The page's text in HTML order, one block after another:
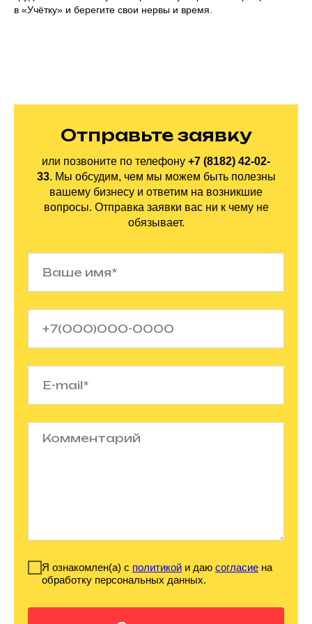
в «Учётку» и берегите свои нервы и время.
Отправьте заявку
или позвоните по телефону +7 (8182) 42-02-
33. Мы обсудим, чем мы можем быть полезны
вашему бизнесу и ответим на возникшие
вопросы. Отправка заявки вас ни к чему не
обязывает.
Я ознакомлен(а) с политикой и даю согласие на
обработку персональных данных.